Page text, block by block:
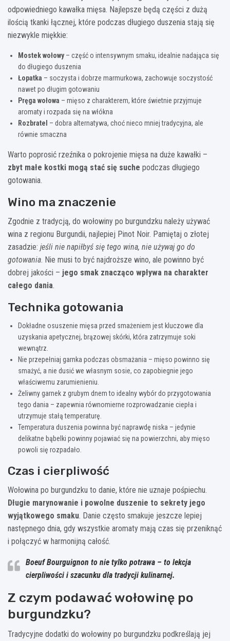
odpowiedniego kawałka mięsa. Najlepsze będą części z dużą
ilością tkanki łącznej, które podczas długiego duszenia stają się
niezwykle miękkie:
Mostek wołowy– część o intensywnym smaku, idealnie nadająca się
do długiego duszenia
Łopatka – soczysta i dobrze marmurkowa, zachowuje soczystość
nawet po długim gotowaniu
Pręga wołowa – mięso z charakterem, które świetnie przyjmuje
aromaty i rozpada się na włókna
Rozbratel – dobra alternatywa, choć nieco mniej tradycyjna, ale
równie smaczna
Warto poprosić rzeźnika o pokrojenie mięsa na duże kawałki –
zbyt małe kostki mogą stać się suche podczas długiego
gotowania.
Wino ma znaczenie
Zgodnie z tradycją, do wołowiny po burgundzku należy używać
wina z regionu Burgundii, najlepiej Pinot Noir. Pamiętaj o złotej
zasadzie: jeśli nie napiłbyś się tego wina, nie używaj go do
gotowania. Nie musi to być najdroższe wino, ale powinno być
dobrej jakości – jego smak znacząco wpływa na charakter
całego dania.
Technika gotowania
Dokładne osuszenie mięsa przed smażeniem jest kluczowe dla
uzyskania apetycznej, brązowej skórki, która zatrzymuje soki
wewnątrz.
Nie przepełniaj garnka podczas obsmażania – mięso powinno się
smażyć, a nie dusić we własnym sosie, co zapobiegnie jego
właściwemu zarumienieniu.
Żeliwny garnek z grubym dnem to idealny wybór do przygotowania
tego dania – zapewnia równomierne rozprowadzanie ciepła i
utrzymuje stałą temperaturę.
Temperatura duszenia powinna być naprawdę niska – jedynie
delikatne bąbelki powinny pojawiać się na powierzchni, aby mięso
powoli się rozpadało.
Czas i cierpliwość
Wołowina po burgundzku to danie, które nie uznaje pośpiechu.
Długie marynowanie i powolne duszenie to sekrety jego
wyjątkowego smaku. Danie często smakuje jeszcze lepiej
następnego dnia, gdy wszystkie aromaty mają czas się przeniknąć
i połączyć w harmonijną całość.
Boeuf Bourguignon to nie tylko potrawa – to lekcja
cierpliwości i szacunku dla tradycji kulinarnej.
Z czym podawać wołowinę po
burgundzku?
Tradycyjne dodatki do wołowiny po burgundzku podkreślają jej